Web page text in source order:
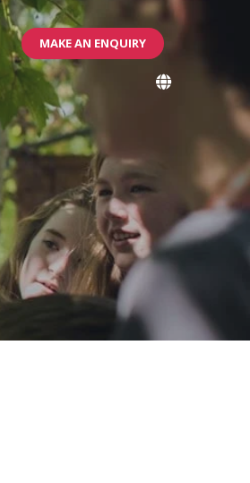
MAKE AN ENQUIRY